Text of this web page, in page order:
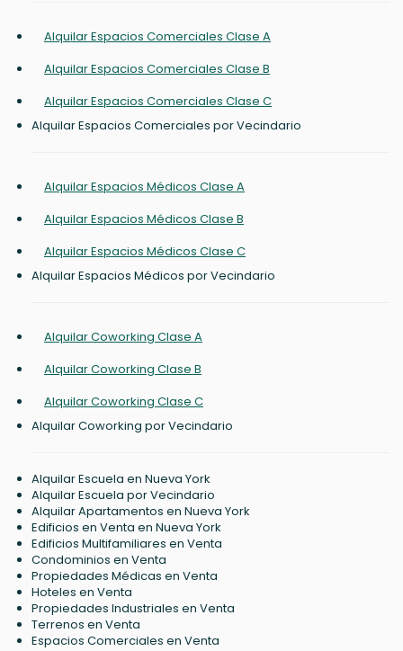
Alquilar Espacios Comerciales Clase A
Alquilar Espacios Comerciales Clase B
Alquilar Espacios Comerciales Clase C
Alquilar Espacios Comerciales por Vecindario
Alquilar Espacios Médicos Clase A
Alquilar Espacios Médicos Clase B
Alquilar Espacios Médicos Clase C
Alquilar Espacios Médicos por Vecindario
Alquilar Coworking Clase A
Alquilar Coworking Clase B
Alquilar Coworking Clase C
Alquilar Coworking por Vecindario
Alquilar Escuela en Nueva York
Alquilar Escuela por Vecindario
Alquilar Apartamentos en Nueva York
Edificios en Venta en Nueva York
Edificios Multifamiliares en Venta
Condominios en Venta
Propiedades Médicas en Venta
Hoteles en Venta
Propiedades Industriales en Venta
Terrenos en Venta
Espacios Comerciales en Venta